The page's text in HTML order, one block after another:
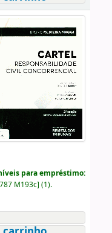
para empréstimo:
M193c] (1).